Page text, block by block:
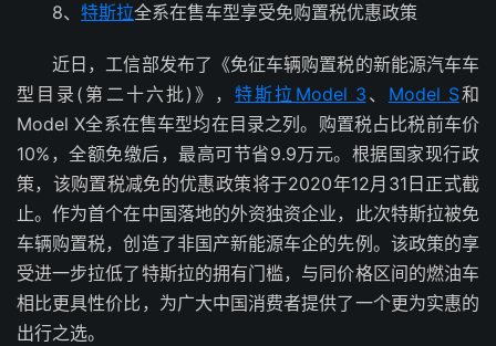
8、 特斯拉全系在售车型享受免购置税优惠政策
近日，工信部发布了《免征车辆购置税的新能源汽车车
型目录(第二十六批)》，特斯拉Model 3 、 Model S和
Model X全系在售车型均在目录之列。购置税占比税前车价
10%，全额免缴后，最高可节省9.9万元。根据国家现行政
策，该购置税减免的优惠政策将于2020年12月31日正式截
止。作为首个在中国落地的外资独资企业，此次特斯拉被免
车辆购置税，创造了非国产新能源车企的先例。该政策的享
受进一步拉低了特斯拉的拥有门槛，与同价格区间的燃油车
相比更具性价比，为广大中国消费者提供了一个更为实惠的
出行之选。